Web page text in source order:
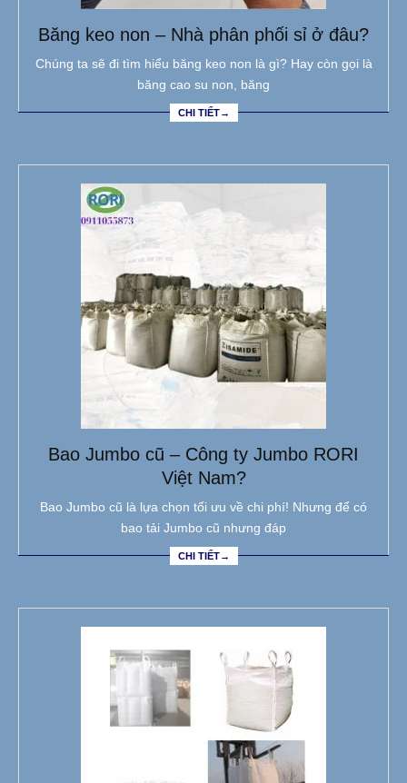
Băng keo non – Nhà phân phối sỉ ở đâu?
Chúng ta sẽ đi tìm hiểu băng keo non là gì? Hay còn gọi là
băng cao su non, băng
CHI TIẾT→
Bao Jumbo cũ – Công ty Jumbo RORI
Việt Nam?
Bao Jumbo cũ là lựa chọn tối ưu về chi phí! Nhưng để có
bao tải Jumbo cũ nhưng đáp
CHI TIẾT→